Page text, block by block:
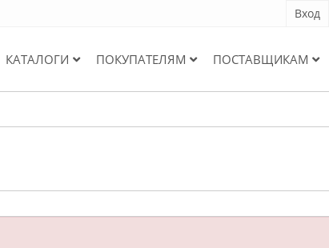
Вход
КАТАЛОГИ ПОКУПАТЕЛЯМ ПОСТАВЩИКАМ